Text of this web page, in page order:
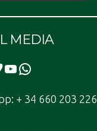
MEDIA
YouTube
WhatsApp
+ 34 660 203 226